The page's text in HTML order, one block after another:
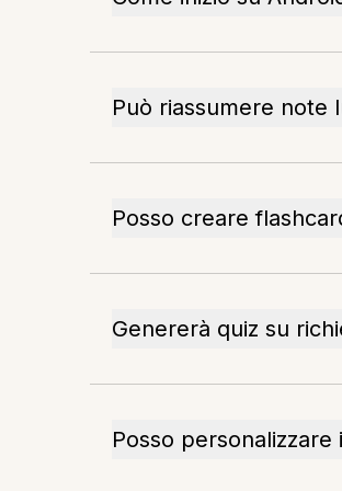
Può riassumere note
Posso creare
Genererà quiz su
Posso personalizzare